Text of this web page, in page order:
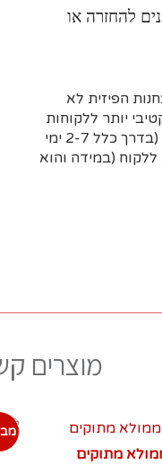
להחזרה או
הפיזית לא
יותר ללקוחות
שמזמינים מראש דרך האתר וקובעים איסוף עצמי או משלוח (בדרך כלל 2-7 ימי
(במידה והוא
מוצרים
מתוקים